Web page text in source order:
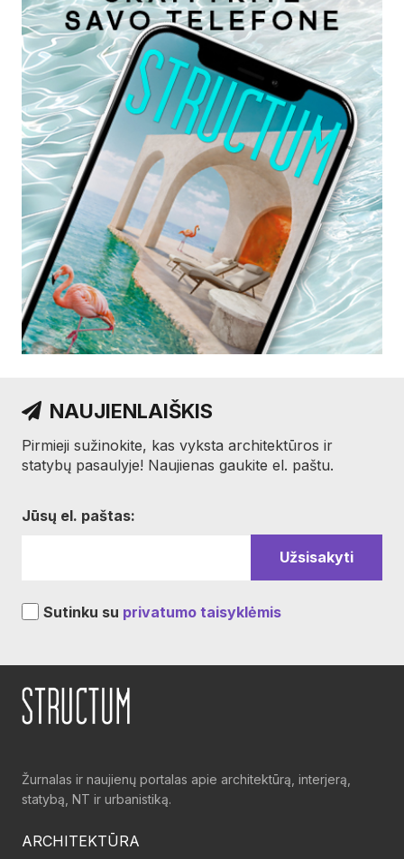
NAUJIENLAIŠKIS
Pirmieji sužinokite, kas vyksta architektūros ir
statybų pasaulyje! Naujienas gaukite el. paštu.
Jūsų el. paštas:
Sutinku su privatumo taisyklėmis
Žurnalas ir naujienų portalas apie architektūrą, interjerą,
statybą, NT ir urbanistiką.
ARCHITEKTŪRA